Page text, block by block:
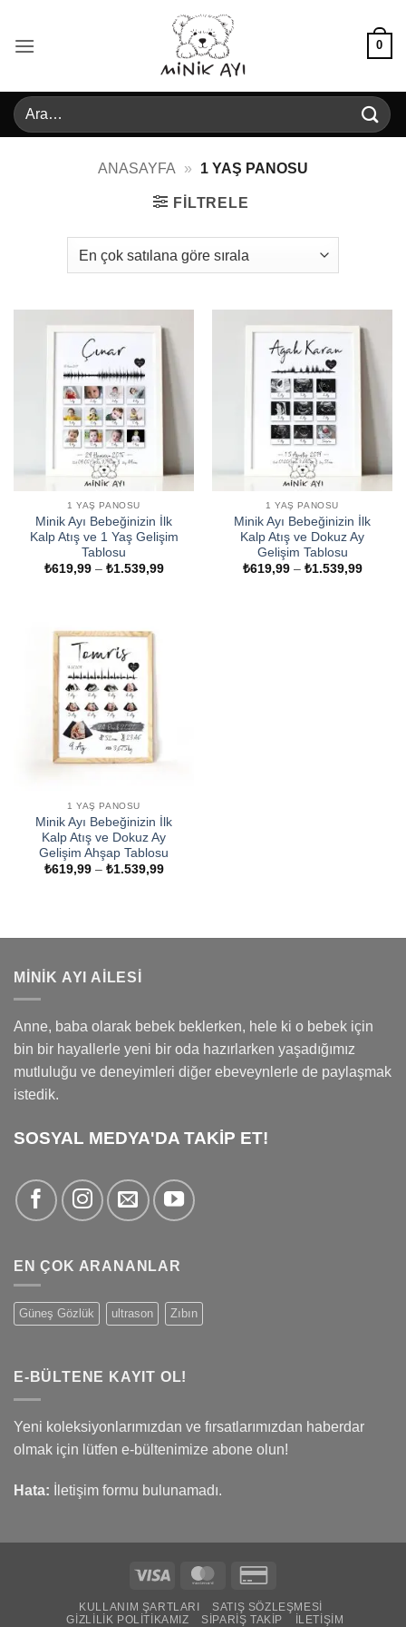
0
Ara:
ANASAYFA » 1 YAŞ PANOSU
FILTRELE
1 YAŞ PANOSU
Minik Ayı Bebeğinizin İlk
Kalp Atış ve 1 Yaş Gelişim
Tablosu
₺619,99 – ₺1.539,99Fiyat
1 YAŞ PANOSU
Minik Ayı Bebeğinizin İlk
Kalp Atış ve Dokuz Ay
Gelişim Tablosu
₺619,99 – ₺1.539,99Fiyat
1 YAŞ PANOSU
Minik Ayı Bebeğinizin İlk
Kalp Atış ve Dokuz Ay
Gelişim Ahşap Tablosu
₺619,99 – ₺1.539,99Fiyat
MINIK AYI AILESI
Anne, baba olarak bebek beklerken, hele ki o bebek için
bin bir hayallerle yeni bir oda hazırlarken yaşadığımız
mutluluğu ve deneyimleri diğer ebeveynlerle de paylaşmak
istedik.
SOSYAL MEDYA'DA TAKİP ET!
EN ÇOK ARANANLAR
Güneş Gözlük ultrason Zıbın
E-BÜLTENE KAYIT OL!
Yeni koleksiyonlarımızdan ve fırsatlarımızdan haberdar
olmak için lütfen e-bültenimize abone olun!
Hata: İletişim formu bulunamadı.
Visa MasterCard
2
KULLANIM ŞARTLARI
SATIŞ SÖZLEŞMESI
GIZLILIK POLITIKAMIZ
SIPARIŞ TAKIP İLETIŞIM